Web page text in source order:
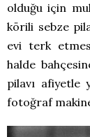
olduğu için
körili sebze
evi terk
halde
pilavı afiyetle
fotoğraf